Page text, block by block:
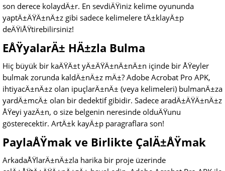
son derece kolaydÄ±r. En sevdiÄŸiniz kelime oyununda
yaptÄ±ÄŸÄ±nÄ±z gibi sadece kelimelere tÄ±klayÄ±p
deÄŸiÅŸtirebilirsiniz!
EÅŸyalarÄ± HÄ±zla Bulma
Hiç büyük bir kaÄŸÄ±t yÄ±ÄŸÄ±nÄ±nÄ±n içinde bir ÅŸeyler
bulmak zorunda kaldÄ±nÄ±z mÄ±? Adobe Acrobat Pro APK,
ihtiyacÄ±nÄ±z olan ipuçlarÄ±nÄ± (veya kelimeleri) bulmanÄ±za
yardÄ±mcÄ± olan bir dedektif gibidir. Sadece aradÄ±ÄŸÄ±nÄ±z
ÅŸeyi yazÄ±n, o size belgenin neresinde olduÄŸunu
gösterecektir. ArtÄ±k kayÄ±p paragraflara son!
PaylaÅŸmak ve Birlikte ÇalÄ±ÅŸmak
ArkadaÅŸlarÄ±nÄ±zla harika bir proje üzerinde